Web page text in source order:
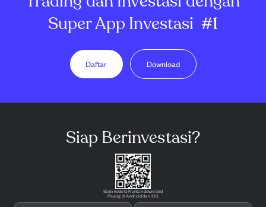
Super App Investasi #1
Daftar Download
Siap Berinvestasi?
Scan kode QR untuk download
Pluang di Android dan iOS.